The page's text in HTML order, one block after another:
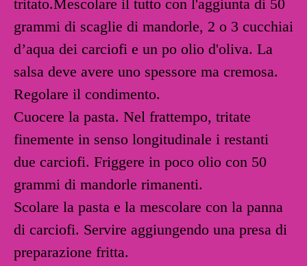
tritato.Mescolare il tutto con l'aggiunta di 50
grammi di scaglie di mandorle, 2 o 3 cucchiai
d’aqua dei carciofi e un po olio d'oliva. La
salsa deve avere uno spessore ma cremosa.
Regolare il condimento.
Cuocere la pasta. Nel frattempo, tritate
finemente in senso longitudinale i restanti
due carciofi. Friggere in poco olio con 50
grammi di mandorle rimanenti.
Scolare la pasta e la mescolare con la panna
di carciofi. Servire aggiungendo una presa di
preparazione fritta.